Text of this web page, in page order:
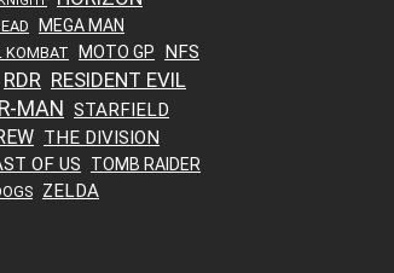
MEGA MAN
KOMBAT MOTO GP NFS
RDR RESIDENT EVIL
MAN STARFIELD
THE DIVISION
OF US
TOMB RAIDER
ZELDA